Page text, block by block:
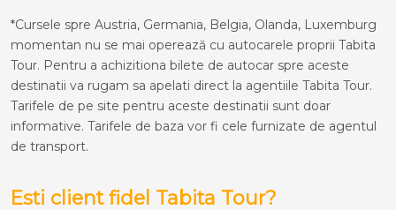
*Cursele spre Austria, Germania, Belgia, Olanda, Luxemburg
momentan nu se mai operează cu autocarele proprii Tabita
Tour. Pentru a achizitiona bilete de autocar spre aceste
destinatii va rugam sa apelati direct la agentiile Tabita Tour.
Tarifele de pe site pentru aceste destinatii sunt doar
informative. Tarifele de baza vor fi cele furnizate de agentul
de transport.
Esti client fidel Tabita Tour?